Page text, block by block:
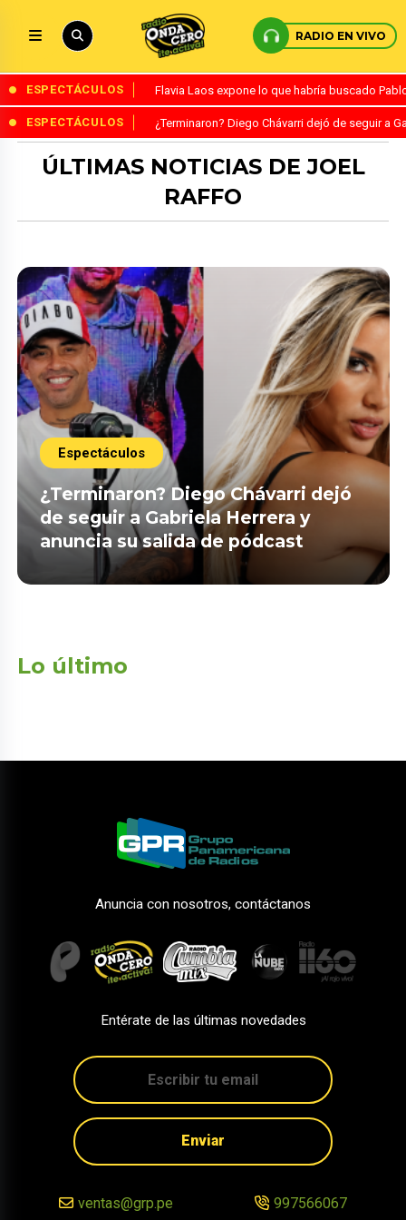
RADIO EN VIVO
ESPECTÁCULOS Flavia Laos expone lo que habría buscado
ESPECTÁCULOS ¿Terminaron? Diego Chávarri dejó de seguir a
ÚLTIMAS NOTICIAS DE JOEL
RAFFO
Espectáculos
¿Terminaron? Diego Chávarri dejó
de seguir a Gabriela Herrera y
anuncia su salida de pódcast
Lo último
Anuncia con nosotros, contáctanos
Entérate de las últimas novedades
Enviar
ventas@grp.pe 997566067